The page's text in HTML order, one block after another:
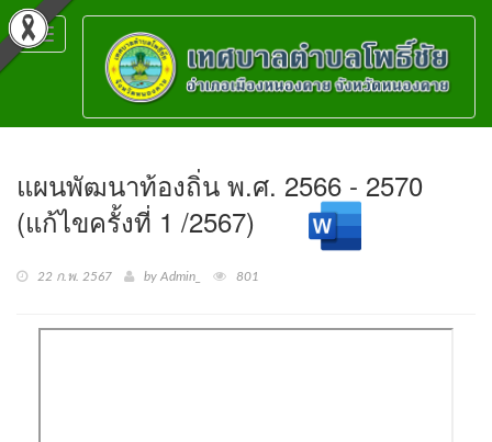
Toggle
navigation
แผนพัฒนาท้องถิ่น พ.ศ. 2566 - 2570
(แก้ไขครั้งที่ 1 /2567)
22 ก.พ. 2567 by Admin_ 801